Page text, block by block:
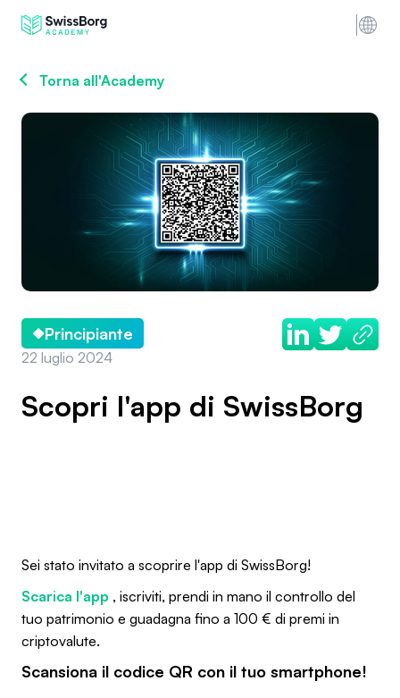
Torna all'Academy
Principiante
22 luglio 2024
Scopri l'app di SwissBorg
Sei stato invitato a scoprire l'app di SwissBorg!
Scarica l'app , iscriviti, prendi in mano il controllo del
tuo patrimonio e guadagna fino a 100 € di premi in
criptovalute.
Scansiona il codice QR con il tuo smartphone!